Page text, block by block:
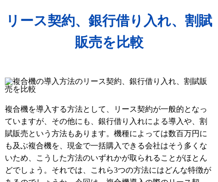
リース契約、銀行借り入れ、割賦
販売を比較
複合機を導入する方法として、リース契約が一般的となっ
ていますが、その他にも、銀行借り入れによる導入や、割
賦販売という方法もあります。機種によっては数百万円に
も及ぶ複合機を、現金で一括購入できる会社はそう多くな
いため、こうした方法のいずれかが取られることがほとん
どでしょう。それでは、これら3つの方法にはどんな特徴が